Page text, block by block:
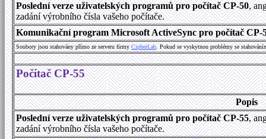
Poslední verze uživatelských programů pro počítač CP-50,
zadání výrobního čísla vašeho počítače.
Komunikační program Microsoft ActiveSync pro počítač CP-
Soubory jsou stahovány přímo ze serveru firmyCipherLab. Pokud se vyskytnou problémy se
Počítač CP-55
Popis
Poslední verze uživatelských programů pro počítač CP-55,
zadání výrobního čísla vašeho počítače.